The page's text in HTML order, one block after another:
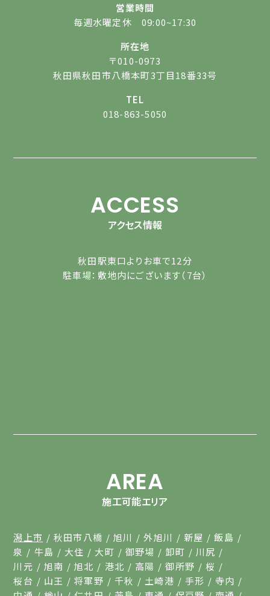
営業時間
毎週水曜定休 09:00~17:30
所在地
〒010-0973
秋田県秋田市八橋本町3丁目18番33号
TEL
018-863-5050
ACCESS
アクセス情報
秋田駅東口よりお車で12分
駐車場：敷地内にございます（7台）
AREA
施工可能エリア
潟上市 秋田市八橋 旭川 外旭川 新屋
飯島
泉
牛島 大住 大町 御野場 卸町
川尻
川元
旭南 旭北 港北 高陽 御所野
桜
桜台
山王 将軍野 千秋 土崎港 手形
寺内